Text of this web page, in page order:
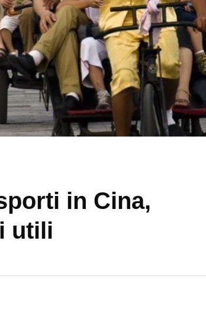
in Cina,
utili